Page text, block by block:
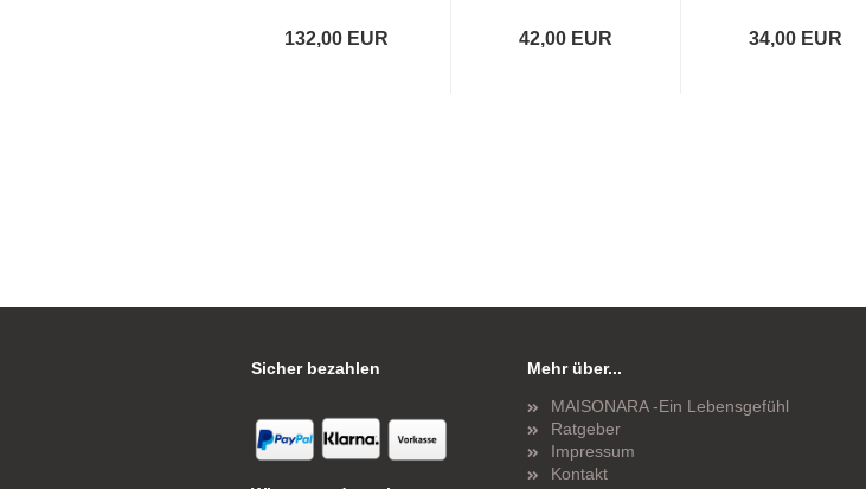
132,00 EUR 42,00 EUR 34,00 EUR
Sicher bezahlen
Mehr über...
MAISONARA -Ein Lebensgefühl
Ratgeber
Impressum
Kontakt